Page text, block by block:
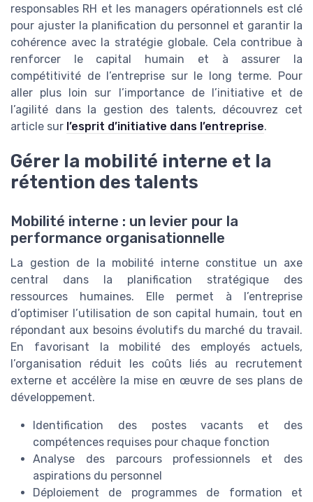
responsables RH et les managers opérationnels est clé
pour ajuster la planification du personnel et garantir la
cohérence avec la stratégie globale. Cela contribue à
renforcer le capital humain et à assurer la
compétitivité de l’entreprise sur le long terme. Pour
aller plus loin sur l’importance de l’initiative et de
l’agilité dans la gestion des talents, découvrez cet
article sur l’esprit d’initiative dans l’entreprise.
Gérer la mobilité interne et la
rétention des talents
Mobilité interne : un levier pour la
performance organisationnelle
La gestion de la mobilité interne constitue un axe
central dans la planification stratégique des
ressources humaines. Elle permet à l’entreprise
d’optimiser l’utilisation de son capital humain, tout en
répondant aux besoins évolutifs du marché du travail.
En favorisant la mobilité des employés actuels,
l’organisation réduit les coûts liés au recrutement
externe et accélère la mise en œuvre de ses plans de
développement.
Identification des postes vacants et des
compétences requises pour chaque fonction
Analyse des parcours professionnels et des
aspirations du personnel
Déploiement de programmes de formation et